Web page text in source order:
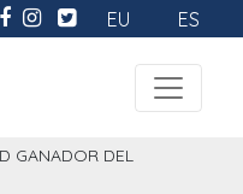
EU ES
GANADOR DEL